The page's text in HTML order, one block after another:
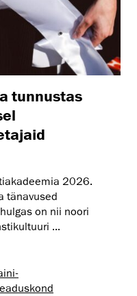
tunnustas
2026.
tänavused
on nii noori
...